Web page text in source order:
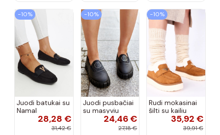
−10%
Juodi batukai su
Namal
dekoracija28,28 €
31,42 €
−10%
Juodi pusbačiai
su masyviu
padu Teska24,46 €
27,18 €
−10%
Rudi mokasinai
šilti su kailiu
35,92 €
39,91 €